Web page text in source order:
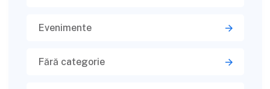
Evenimente
Fără categorie